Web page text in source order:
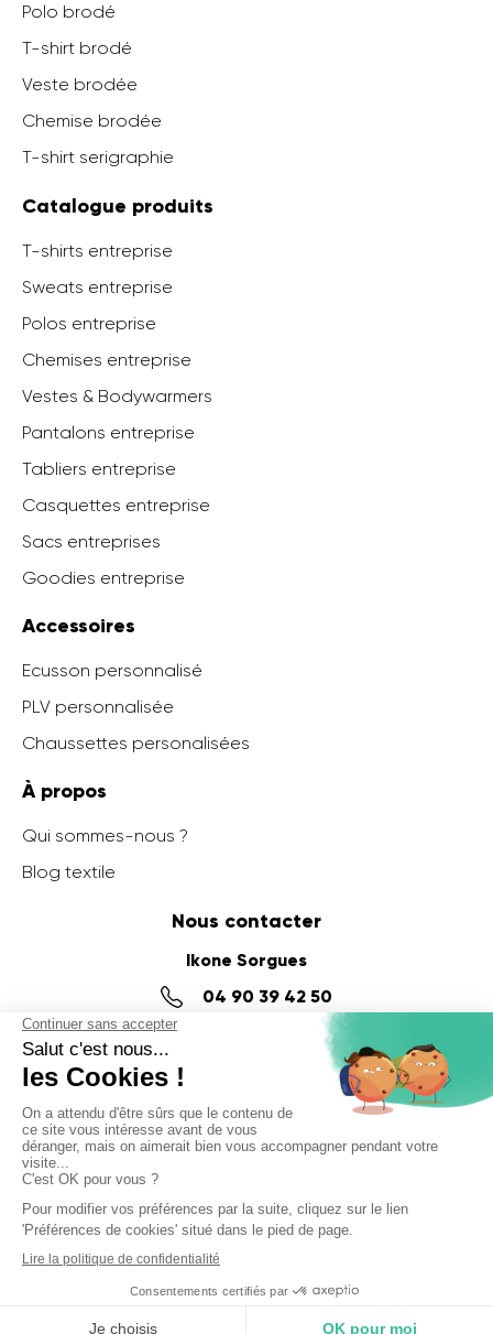
Polo brodé
T-shirt brodé
Veste brodée
Chemise brodée
T-shirt serigraphie
Catalogue produits
T-shirts entreprise
Sweats entreprise
Polos entreprise
Chemises entreprise
Vestes & Bodywarmers
Pantalons entreprise
Tabliers entreprise
Casquettes entreprise
Sacs entreprises
Goodies entreprise
Accessoires
Ecusson personnalisé
PLV personnalisée
Chaussettes personalisées
À propos
Qui sommes-nous ?
Blog textile
Nous contacter
Ikone Sorgues
04 90 39 42 50
14 impasse Denis Papin,
ZI du Fournalet
84700 SORGUES
Ikone Nancy
58 Rue de la Commanderie,
54000 NANCY
Politique de confidentialité Mentions légalesCGV